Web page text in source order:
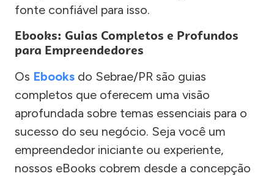
fonte confiável para isso.
Ebooks: Guias Completos e Profundos
para Empreendedores
Os Ebooks do Sebrae/PR são guias
completos que oferecem uma visão
aprofundada sobre temas essenciais para o
sucesso do seu negócio. Seja você um
empreendedor iniciante ou experiente,
nossos eBooks cobrem desde a concepção